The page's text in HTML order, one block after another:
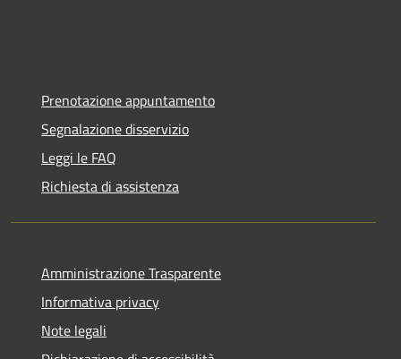
Prenotazione appuntamento
Segnalazione disservizio
Leggi le FAQ
Richiesta di assistenza
Amministrazione Trasparente
Informativa privacy
Note legali